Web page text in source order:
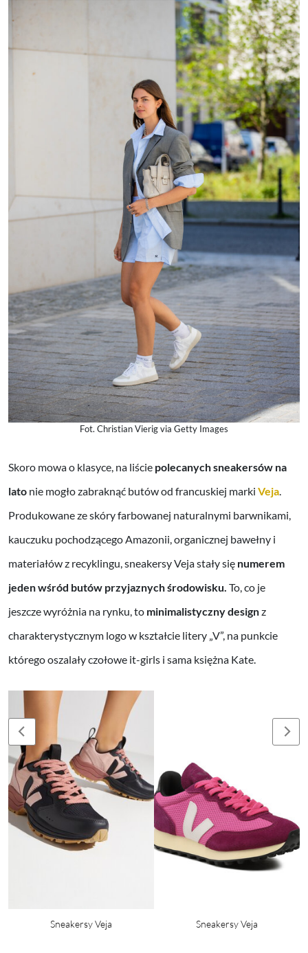
Fot. Christian Vierig via Getty Images
Skoro mowa o klasyce, na liście polecanych sneakersów na
lato nie mogło zabraknąć butów od francuskiej marki Veja
Produkowane ze skóry farbowanej naturalnymi barwnikami,
kauczuku pochodzącego Amazonii, organicznej bawełny i
materiałów z recyklingu, sneakersy Veja stały się numerem
jeden wśród butów przyjaznych środowisku. To, co je
jeszcze wyróżnia na rynku, to minimalistyczny designz
charakterystycznym logo w kształcie litery „V”, na punkcie
którego oszalały czołowe it-girls i sama księżna Kate.
Sneakersy Veja Sneakersy Veja